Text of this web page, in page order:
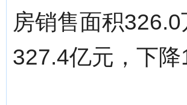
房销售面积
327.4亿元，下降